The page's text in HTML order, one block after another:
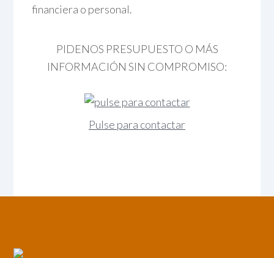
financiera o personal.
PIDENOS PRESUPUESTO O MÁS
INFORMACIÓN SIN COMPROMISO:
Pulse para contactar